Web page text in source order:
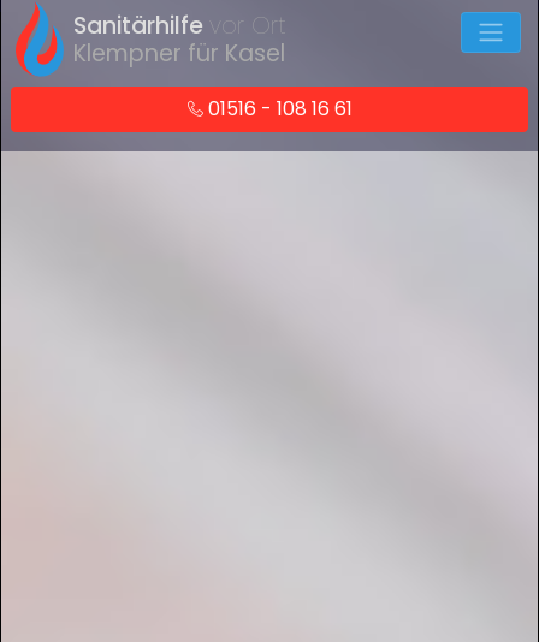
Sanitärhilfe vor Ort
Klempner für Kasel
01516 - 108 16 61